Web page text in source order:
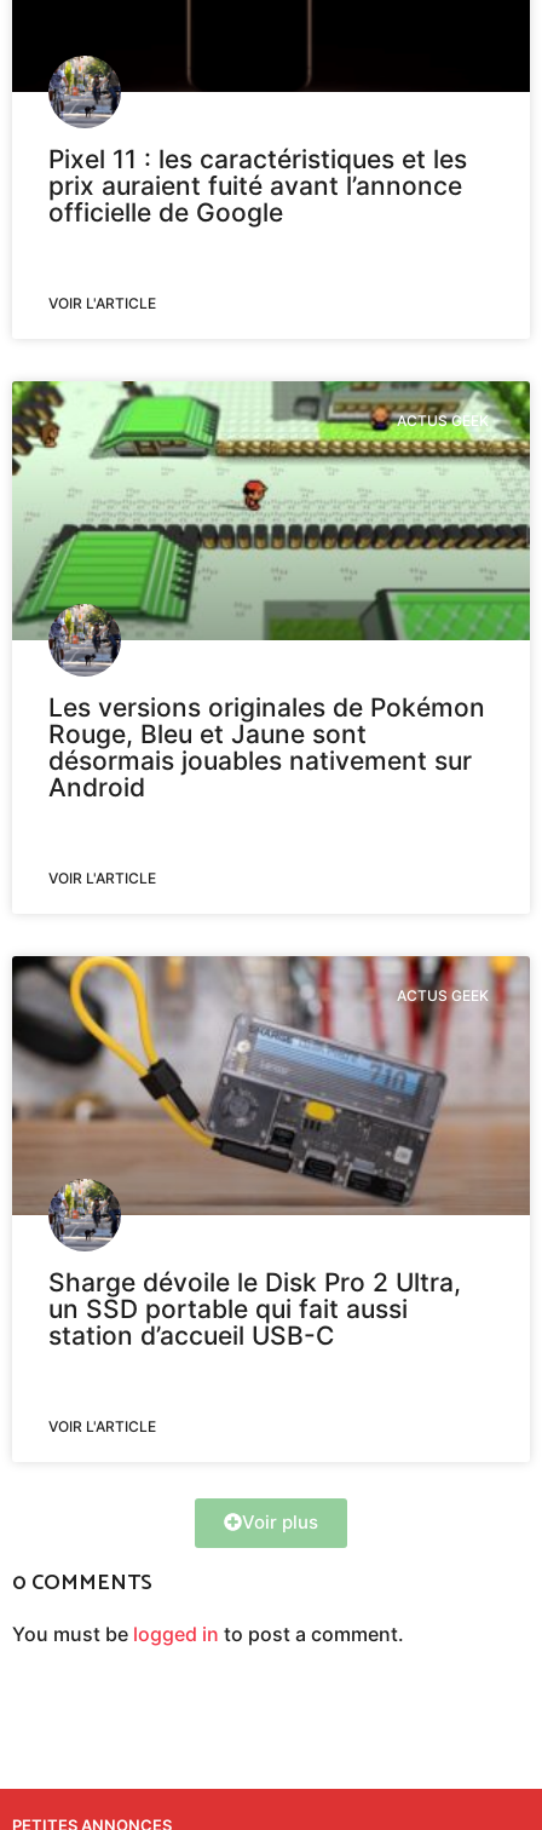
Pixel 11 : les caractéristiques et les
prix auraient fuité avant l’annonce
officielle de Google
VOIR L'ARTICLE
ACTUS GEEK
Les versions originales de Pokémon
Rouge, Bleu et Jaune sont
désormais jouables nativement sur
Android
VOIR L'ARTICLE
ACTUS GEEK
Sharge dévoile le Disk Pro 2 Ultra,
un SSD portable qui fait aussi
station d’accueil USB-C
VOIR L'ARTICLE
Voir plus
0 COMMENTS
You must be logged in to post a comment.
PETITES ANNONCES